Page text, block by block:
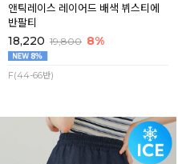
앤틱레이스 레이어드 배색 뷔스티에
반팔티
18,220 19,800 8%
F(44-66반)